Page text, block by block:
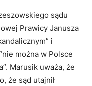
sądu
Prawicy Janusza
i
można w Polsce
Marusik uważa, że
że sąd utajnił